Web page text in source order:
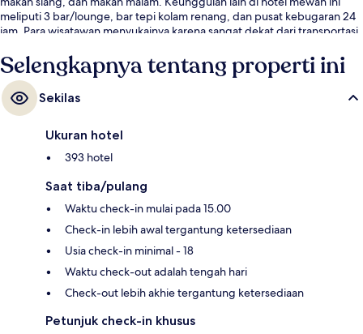
meliputi 3 bar/lounge, bar tepi kolam renang, dan pusat kebugaran 24
jam. Para wisatawan menyukainya karena sangat dekat dari transportasi
Ratchadamri hanya 10 menit.
Selengkapnya tentang properti ini
Sekilas
Ukuran hotel
393 hotel
Saat tiba/pulang
Waktu check-in mulai pada 15.00
Check-in lebih awal tergantung ketersediaan
Usia check-in minimal - 18
Waktu check-out adalah tengah hari
Check-out lebih akhie tergantung ketersediaan
Petunjuk check-in khusus